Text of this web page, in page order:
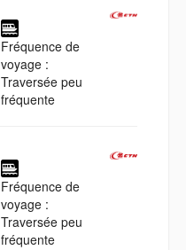
Fréquence de
voyage :
Traversée peu
fréquente
Fréquence de
voyage :
Traversée peu
fréquente